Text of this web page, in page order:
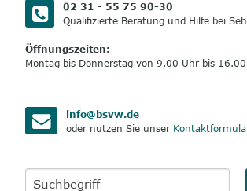
02 31 - 55 75 90-30
Qualifizierte Beratung und Hilfe bei
Öffnungszeiten:
Montag bis Donnerstag von 9.00 Uhr bis 16.00
info@bsvw.de
oder nutzen Sie unser